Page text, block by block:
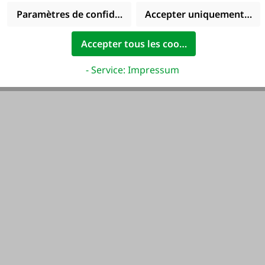
Paramètres de confidentialitéAccepter uniquement les
Accepter tous les cookies
- Service: Impressum